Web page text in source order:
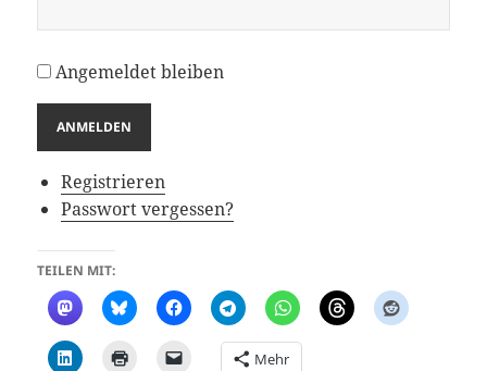
Angemeldet bleiben
ANMELDEN
Registrieren
Passwort vergessen?
TEILEN MIT:
Mehr